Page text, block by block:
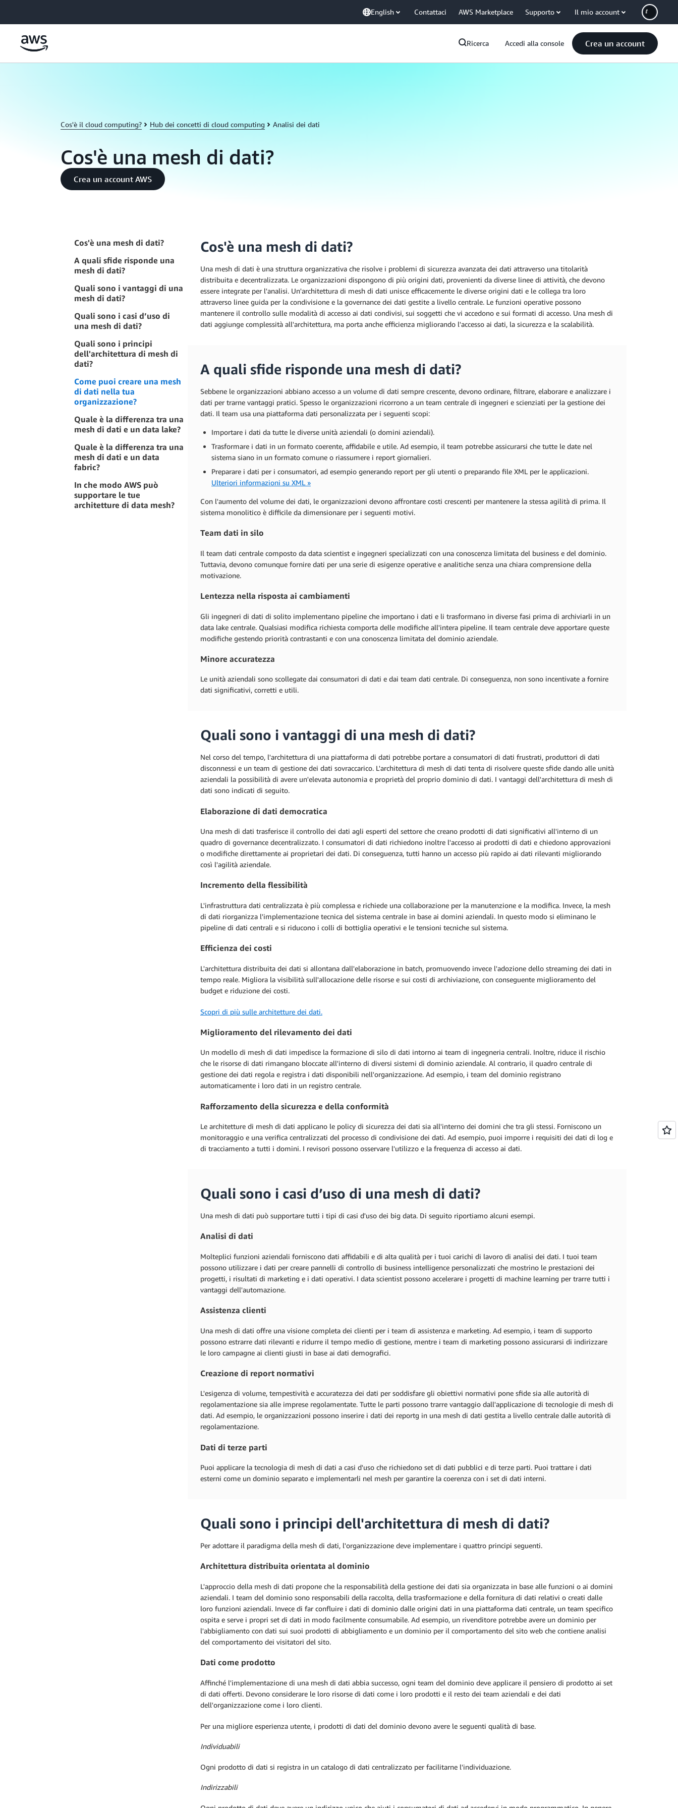
English Contattaci AWS Marketplace Supporto Il mio account
Ricerca Accedi alla console Crea un account
Cos'è il cloud computing? Hub dei concetti di cloud computing Analisi dei dati
Cos'è una mesh di dati?
Crea un account AWS
Cos'è una mesh di dati?
A quali sfide risponde una
mesh di dati?
Quali sono i vantaggi di una
mesh di dati?
Quali sono i casi d’uso di
una mesh di dati?
Quali sono i principi
dell'architettura di mesh di
dati?
Come puoi creare una mesh
di dati nella tua
organizzazione?
Quale è la differenza tra una
mesh di dati e un data lake?
Quale è la differenza tra una
mesh di dati e un data
fabric?
In che modo AWS può
supportare le tue
architetture di data mesh?
Cos'è una mesh di dati?
Una mesh di dati è una struttura organizzativa che risolve i problemi di sicurezza avanzata dei dati attraverso una titolarità
distribuita e decentralizzata. Le organizzazioni dispongono di più origini dati, provenienti da diverse linee di attività, che devono
essere integrate per l'analisi. Un'architettura di mesh di dati unisce efficacemente le diverse origini dati e le collega tra loro
attraverso linee guida per la condivisione e la governance dei dati gestite a livello centrale. Le funzioni operative possono
mantenere il controllo sulle modalità di accesso ai dati condivisi, sui soggetti che vi accedono e sui formati di accesso. Una mesh di
dati aggiunge complessità all'architettura, ma porta anche efficienza migliorando l'accesso ai dati, la sicurezza e la scalabilità.
A quali sfide risponde una mesh di dati?
Sebbene le organizzazioni abbiano accesso a un volume di dati sempre crescente, devono ordinare, filtrare, elaborare e analizzare i
dati per trarne vantaggi pratici. Spesso le organizzazioni ricorrono a un team centrale di ingegneri e scienziati per la gestione dei
dati. Il team usa una piattaforma dati personalizzata per i seguenti scopi:
Importare i dati da tutte le diverse unità aziendali (o domini aziendali).
Trasformare i dati in un formato coerente, affidabile e utile. Ad esempio, il team potrebbe assicurarsi che tutte le date nel
sistema siano in un formato comune o riassumere i report giornalieri.
Preparare i dati per i consumatori, ad esempio generando report per gli utenti o preparando file XML per le applicazioni.
Ulteriori informazioni su XML »
Con l'aumento del volume dei dati, le organizzazioni devono affrontare costi crescenti per mantenere la stessa agilità di prima. Il
sistema monolitico è difficile da dimensionare per i seguenti motivi.
Team dati in silo
Il team dati centrale composto da data scientist e ingegneri specializzati con una conoscenza limitata del business e del dominio.
Tuttavia, devono comunque fornire dati per una serie di esigenze operative e analitiche senza una chiara comprensione della
motivazione.
Lentezza nella risposta ai cambiamenti
Gli ingegneri di dati di solito implementano pipeline che importano i dati e li trasformano in diverse fasi prima di archiviarli in un
data lake centrale. Qualsiasi modifica richiesta comporta delle modifiche all'intera pipeline. Il team centrale deve apportare queste
modifiche gestendo priorità contrastanti e con una conoscenza limitata del dominio aziendale.
Minore accuratezza
Le unità aziendali sono scollegate dai consumatori di dati e dai team dati centrale. Di conseguenza, non sono incentivate a fornire
dati significativi, corretti e utili.
Quali sono i vantaggi di una mesh di dati?
Nel corso del tempo, l'architettura di una piattaforma di dati potrebbe portare a consumatori di dati frustrati, produttori di dati
disconnessi e un team di gestione dei dati sovraccarico. L'architettura di mesh di dati tenta di risolvere queste sfide dando alle unità
aziendali la possibilità di avere un'elevata autonomia e proprietà del proprio dominio di dati. I vantaggi dell'architettura di mesh di
dati sono indicati di seguito.
Elaborazione di dati democratica
Una mesh di dati trasferisce il controllo dei dati agli esperti del settore che creano prodotti di dati significativi all'interno di un
quadro di governance decentralizzato. I consumatori di dati richiedono inoltre l'accesso ai prodotti di dati e chiedono approvazioni
o modifiche direttamente ai proprietari dei dati. Di conseguenza, tutti hanno un accesso più rapido ai dati rilevanti migliorando
così l'agilità aziendale.
Incremento della flessibilità
L'infrastruttura dati centralizzata è più complessa e richiede una collaborazione per la manutenzione e la modifica. Invece, la mesh
di dati riorganizza l'implementazione tecnica del sistema centrale in base ai domini aziendali. In questo modo si eliminano le
pipeline di dati centrali e si riducono i colli di bottiglia operativi e le tensioni tecniche sul sistema.
Efficienza dei costi
L'architettura distribuita dei dati si allontana dall'elaborazione in batch, promuovendo invece l'adozione dello streaming dei dati in
tempo reale. Migliora la visibilità sull'allocazione delle risorse e sui costi di archiviazione, con conseguente miglioramento del
budget e riduzione dei costi.
Scopri di più sulle architetture dei dati.
Miglioramento del rilevamento dei dati
Un modello di mesh di dati impedisce la formazione di silo di dati intorno ai team di ingegneria centrali. Inoltre, riduce il rischio
che le risorse di dati rimangano bloccate all'interno di diversi sistemi di dominio aziendale. Al contrario, il quadro centrale di
gestione dei dati regola e registra i dati disponibili nell'organizzazione. Ad esempio, i team del dominio registrano
automaticamente i loro dati in un registro centrale.
Rafforzamento della sicurezza e della conformità
Le architetture di mesh di dati applicano le policy di sicurezza dei dati sia all'interno dei domini che tra gli stessi. Forniscono un
monitoraggio e una verifica centralizzati del processo di condivisione dei dati. Ad esempio, puoi imporre i requisiti dei dati di log e
di tracciamento a tutti i domini. I revisori possono osservare l'utilizzo e la frequenza di accesso ai dati.
Quali sono i casi d’uso di una mesh di dati?
Una mesh di dati può supportare tutti i tipi di casi d'uso dei big data. Di seguito riportiamo alcuni esempi.
Analisi di dati
Molteplici funzioni aziendali forniscono dati affidabili e di alta qualità per i tuoi carichi di lavoro di analisi dei dati. I tuoi team
possono utilizzare i dati per creare pannelli di controllo di business intelligence personalizzati che mostrino le prestazioni dei
progetti, i risultati di marketing e i dati operativi. I data scientist possono accelerare i progetti di machine learning per trarre tutti i
vantaggi dell'automazione.
Assistenza clienti
Una mesh di dati offre una visione completa dei clienti per i team di assistenza e marketing. Ad esempio, i team di supporto
possono estrarre dati rilevanti e ridurre il tempo medio di gestione, mentre i team di marketing possono assicurarsi di indirizzare
le loro campagne ai clienti giusti in base ai dati demografici.
Creazione di report normativi
L'esigenza di volume, tempestività e accuratezza dei dati per soddisfare gli obiettivi normativi pone sfide sia alle autorità di
regolamentazione sia alle imprese regolamentate. Tutte le parti possono trarre vantaggio dall'applicazione di tecnologie di mesh di
dati. Ad esempio, le organizzazioni possono inserire i dati dei reportg in una mesh di dati gestita a livello centrale dalle autorità di
regolamentazione.
Dati di terze parti
Puoi applicare la tecnologia di mesh di dati a casi d'uso che richiedono set di dati pubblici e di terze parti. Puoi trattare i dati
esterni come un dominio separato e implementarli nel mesh per garantire la coerenza con i set di dati interni.
Quali sono i principi dell'architettura di mesh di dati?
Per adottare il paradigma della mesh di dati, l'organizzazione deve implementare i quattro principi seguenti.
Architettura distribuita orientata al dominio
L'approccio della mesh di dati propone che la responsabilità della gestione dei dati sia organizzata in base alle funzioni o ai domini
aziendali. I team del dominio sono responsabili della raccolta, della trasformazione e della fornitura di dati relativi o creati dalle
loro funzioni aziendali. Invece di far confluire i dati di dominio dalle origini dati in una piattaforma dati centrale, un team specifico
ospita e serve i propri set di dati in modo facilmente consumabile. Ad esempio, un rivenditore potrebbe avere un dominio per
l'abbigliamento con dati sui suoi prodotti di abbigliamento e un dominio per il comportamento del sito web che contiene analisi
del comportamento dei visitatori del sito.
Dati come prodotto
Affinché l'implementazione di una mesh di dati abbia successo, ogni team del dominio deve applicare il pensiero di prodotto ai set
di dati offerti. Devono considerare le loro risorse di dati come i loro prodotti e il resto dei team aziendali e dei dati
dell'organizzazione come i loro clienti.
Per una migliore esperienza utente, i prodotti di dati del dominio devono avere le seguenti qualità di base.
Individuabili
Ogni prodotto di dati si registra in un catalogo di dati centralizzato per facilitarne l'individuazione.
Indirizzabili